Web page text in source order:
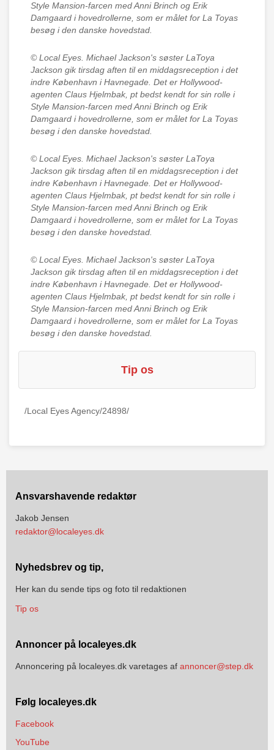
Style Mansion-farcen med Anni Brinch og Erik
Damgaard i hovedrollerne, som er målet for La Toyas
besøg i den danske hovedstad.
© Local Eyes. Michael Jackson's søster LaToya
Jackson gik tirsdag aften til en middagsreception i det
indre København i Havnegade. Det er Hollywood-
agenten Claus Hjelmbak, pt bedst kendt for sin rolle i
Style Mansion-farcen med Anni Brinch og Erik
Damgaard i hovedrollerne, som er målet for La Toyas
besøg i den danske hovedstad.
© Local Eyes. Michael Jackson's søster LaToya
Jackson gik tirsdag aften til en middagsreception i det
indre København i Havnegade. Det er Hollywood-
agenten Claus Hjelmbak, pt bedst kendt for sin rolle i
Style Mansion-farcen med Anni Brinch og Erik
Damgaard i hovedrollerne, som er målet for La Toyas
besøg i den danske hovedstad.
© Local Eyes. Michael Jackson's søster LaToya
Jackson gik tirsdag aften til en middagsreception i det
indre København i Havnegade. Det er Hollywood-
agenten Claus Hjelmbak, pt bedst kendt for sin rolle i
Style Mansion-farcen med Anni Brinch og Erik
Damgaard i hovedrollerne, som er målet for La Toyas
besøg i den danske hovedstad.
Tip os
/Local Eyes Agency/24898/
Ansvarshavende redaktør
Jakob Jensen
redaktor@localeyes.dk
Nyhedsbrev og tip,
Her kan du sende tips og foto til redaktionen
Tip os
Annoncer på localeyes.dk
Annoncering på localeyes.dk varetages af annoncer@step.dk
Følg localeyes.dk
Facebook
YouTube